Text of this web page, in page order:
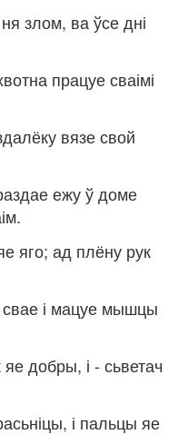
злом, ва ўсе дні
працуе сваімі
вязе свой
ежу ў доме
яго; ад плёну рук
і мацуе мышцы
добры, і - сьветач
і пальцы яе